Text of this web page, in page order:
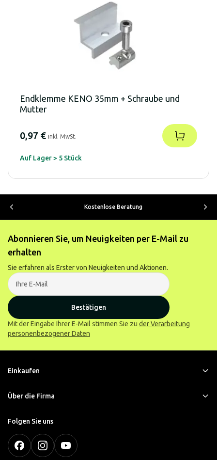
Endklemme KENO 35mm + Schraube und
Mutter
0,97 € inkl. MwSt.
Auf Lager > 5 Stück
Kostenlose Beratung
Abonnieren Sie, um Neuigkeiten per E-Mail zu
erhalten
Sie erfahren als Erster von Neuigkeiten und Aktionen.
Bestätigen
Mit der Eingabe Ihrer E-Mail stimmen Sie zu der Verarbeitung
personenbezogener Daten
Einkaufen
Über die Firma
Folgen Sie uns